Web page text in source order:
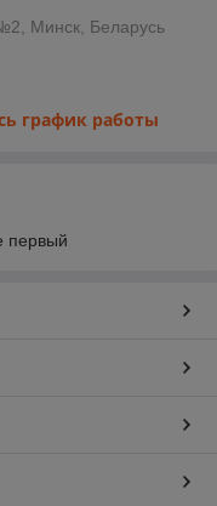
Минск, Беларусь
график работы
первый